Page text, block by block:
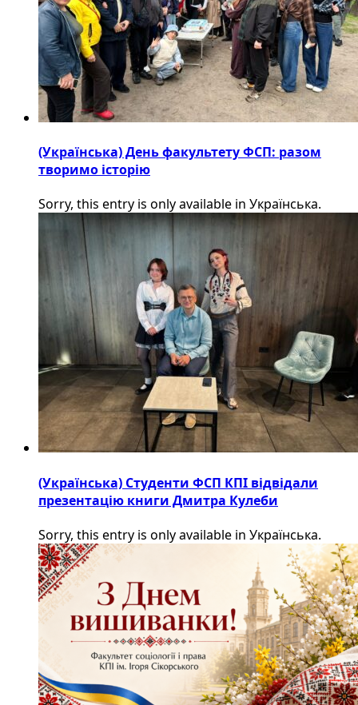
(Українська) День факультету ФСП: разом
творимо історію
Sorry, this entry is only available in Українська.
(Українська) Студенти ФСП КПІ відвідали
презентацію книги Дмитра Кулеби
Sorry, this entry is only available in Українська.